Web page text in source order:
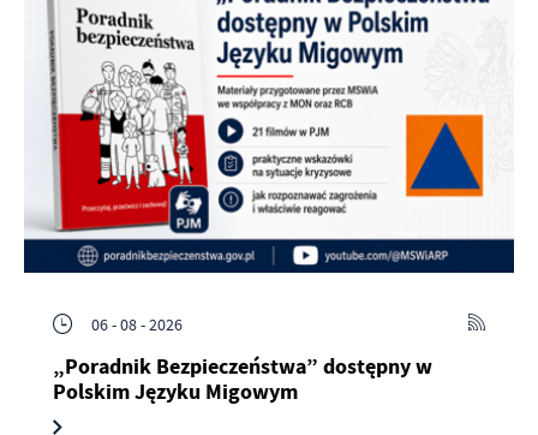
06 - 08 - 2026
„Poradnik Bezpieczeństwa” dostępny w
Polskim Języku Migowym